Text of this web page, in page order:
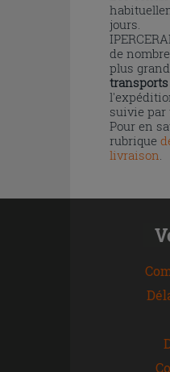
jours.
de
plus
suivie par
Pour en
rubrique
livraison.